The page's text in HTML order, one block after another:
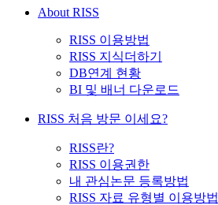
About RISS
RISS 이용방법
RISS 지식더하기
DB연계 현황
BI 및 배너 다운로드
RISS 처음 방문 이세요?
RISS란?
RISS 이용권한
내 관심논문 등록방법
RISS 자료 유형별 이용방법